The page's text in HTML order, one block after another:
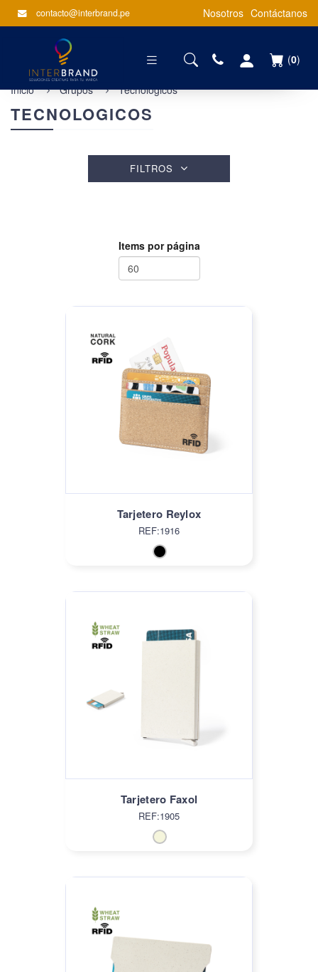
contacto@interbrand.pe Nosotros Contáctanos
(0)
Inicio Grupos Tecnologicos
TECNOLOGICOS
FILTROS
Items por página
Tarjetero Reylox
REF:1916
Tarjetero Faxol
REF:1905